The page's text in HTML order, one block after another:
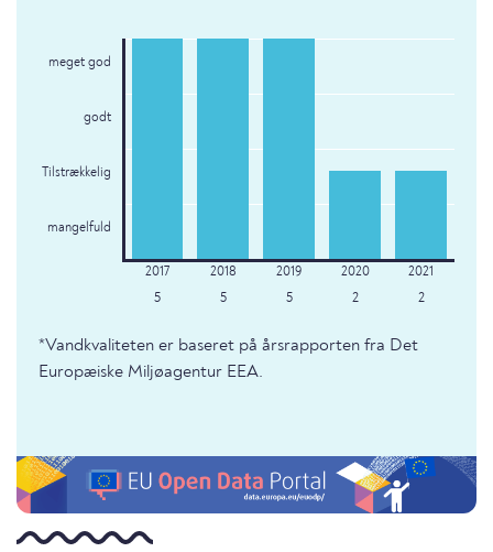
meget god
godt
Tilstrækkelig
mangelfuld
5 5 5 2 2
*Vandkvaliteten er baseret på årsrapporten fra Det
Europæiske Miljøagentur EEA.